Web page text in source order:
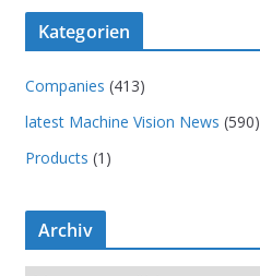
Kategorien
Companies (413)
latest Machine Vision News (590)
Products (1)
Archiv